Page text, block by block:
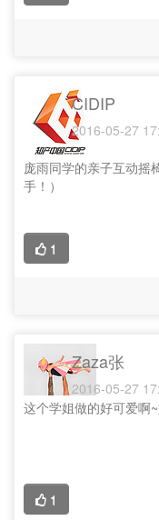
CIDIP
2016-05-27
庞雨同学的亲子互动摇
手！）
1
Zaza张
2016-05-27
这个学姐做的好可爱啊
1